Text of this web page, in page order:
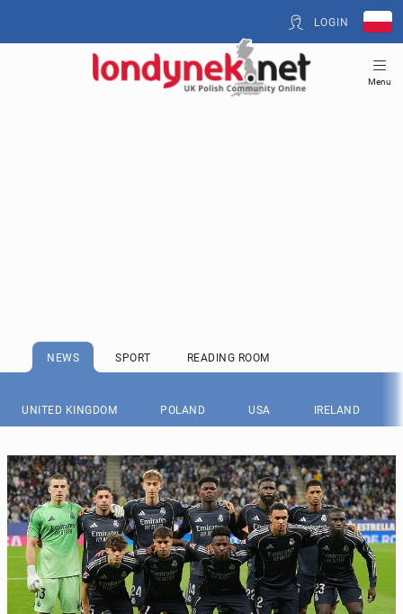
LOGIN
Menu
NEWS SPORT READING ROOM
UNITED KINGDOM POLAND USA IRELAND